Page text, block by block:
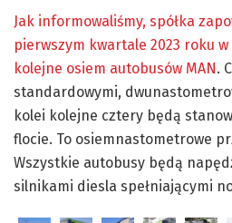
Jak informowaliśmy, spółka
pierwszym kwartale 2023 roku
kolejne osiem autobusów MAN.
standardowymi,
kolei kolejne cztery będą
flocie. To osiemnastometrowe
Wszystkie autobusy będą
silnikami diesla spełniającymi